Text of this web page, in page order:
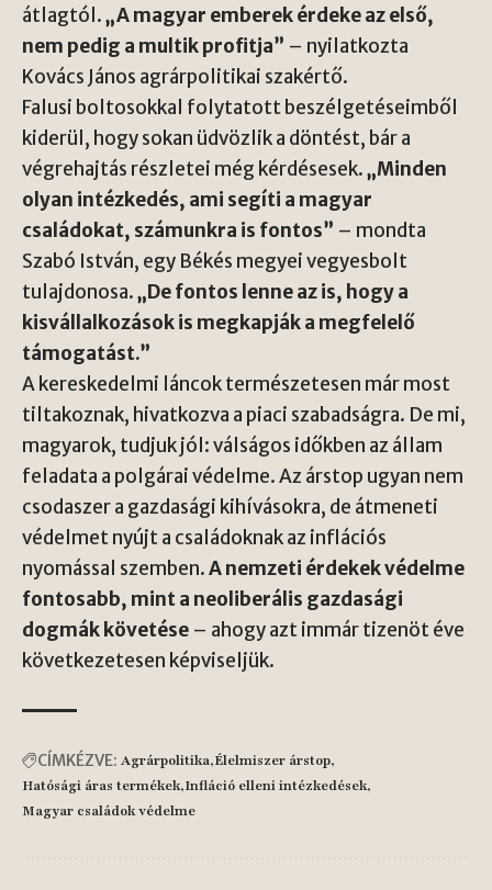
átlagtól.„A magyar emberek érdeke az első,
nem pedig a multik profitja” – nyilatkozta
Kovács János agrárpolitikai szakértő.
Falusi boltosokkal folytatott beszélgetéseimből
kiderül, hogy sokan üdvözlik a döntést, bár a
végrehajtás részletei még kérdésesek.„Minden
olyan intézkedés, ami segíti a magyar
családokat, számunkra is fontos” – mondta
Szabó István, egy Békés megyei vegyesbolt
tulajdonosa.„De fontos lenne az is, hogy a
kisvállalkozások is megkapják a megfelelő
támogatást.”
A kereskedelmi láncok természetesen már most
tiltakoznak, hivatkozva a piaci szabadságra. De mi,
magyarok, tudjuk jól: válságos időkben az állam
feladata a polgárai védelme. Az árstop ugyan nem
csodaszer a gazdasági kihívásokra, de átmeneti
védelmet nyújt a családoknak az inflációs
nyomással szemben.A nemzeti érdekek védelme
fontosabb, mint a neoliberális gazdasági
dogmák követése – ahogy azt immár tizenöt éve
következetesen képviseljük.
CÍMKÉZVE: Agrárpolitika Élelmiszer árstop
Hatósági áras termékek Infláció elleni intézkedések
Magyar családok védelme